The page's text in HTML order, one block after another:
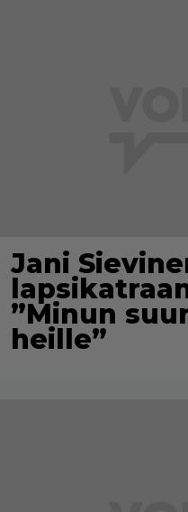
Jani
”Minun
heille”